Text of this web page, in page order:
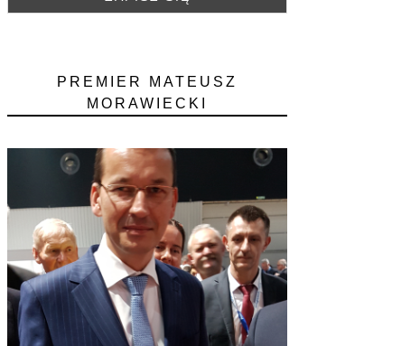
PREMIER MATEUSZ
MORAWIECKI